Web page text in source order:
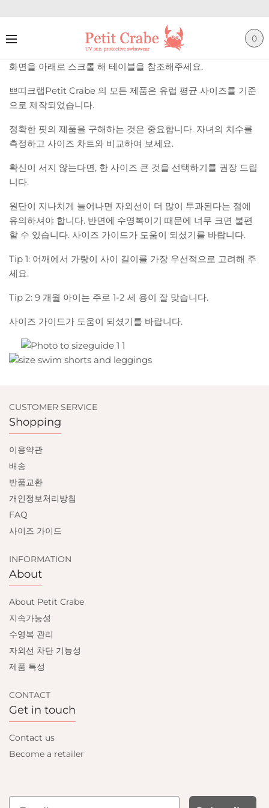
0
화면을 아래로 스크롤 해 테이블을 참조해주세요.
쁘띠크랩Petit Crabe 의 모든 제품은 유럽 평균 사이즈를 기준
으로 제작되었습니다.
정확한 핏의 제품을 구해하는 것은 중요합니다. 자녀의 치수를
측정하고 사이즈 차트와 비교하여 보세요.
확신이 서지 않는다면, 한 사이즈 큰 것을 선택하기를 권장 드립
니다.
원단이 지나치게 늘어나면 자외선이 더 많이 투과된다는 점에
유의하셔야 합니다. 반면에 수영복이기 때문에 너무 크면 불편
할 수 있습니다. 사이즈 가이드가 도움이 되셨기를 바랍니다.
Tip 1: 어깨에서 가랑이 사이 길이를 가장 우선적으로 고려해 주
세요.
Tip 2: 9 개월 아이는 주로 1-2 세 용이 잘 맞습니다.
사이즈 가이드가 도움이 되셨기를 바랍니다.
CUSTOMER SERVICE
Shopping
이용약관
배송
반품교환
개인정보처리방침
FAQ
사이즈 가이드
INFORMATION
About
About Petit Crabe
지속가능성
수영복 관리
자외선 차단 기능성
제품 특성
CONTACT
Get in touch
Contact us
Become a retailer